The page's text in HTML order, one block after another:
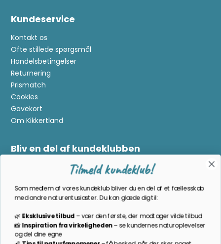
Kundeservice
Kontakt os
Ofte stillede spørgsmål
Handelsbetingelser
Returnering
Prismatch
Cookies
Gavekort
Om Kikkertland
Bliv en del af kundeklubben
Som medlem bliver du opdateret på nyheder, månedens
prisbasker, spændende kampagner og meget mere!
TILMELD NYHEDSBREV
Følg os på facebook
Som medlem af vores kundeklub bliver du en del af et fællesskab
🌿Eksklusive tilbud–vær den første, der modtager vilde tilbud
📸Inspirationfravirkeligheden–sekundernesnaturoplevelser
naturfænomener–fåbesked,nårder
📚Guidesogproduktviden–videler voreserfaring, sådufår
detrigtigeudstyrogdebedsteråd
📬A ltid s karpe priser nyheder direkte din indbakke